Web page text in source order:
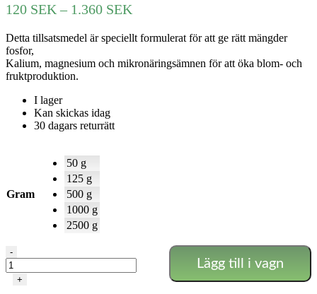
120 SEK – 1.360 SEK
till
1.360 SEK
Detta tillsatsmedel är speciellt formulerat för att ge rätt mängder
fosfor,
Kalium, magnesium och mikronäringsämnen för att öka blom- och
fruktproduktion.
I lager
Kan skickas idag
30 dagars returrätt
Gram
50 g
125 g
500 g
1000 g
2500 g
Powder
Feeding
-
-
+
Lägg till i vagn